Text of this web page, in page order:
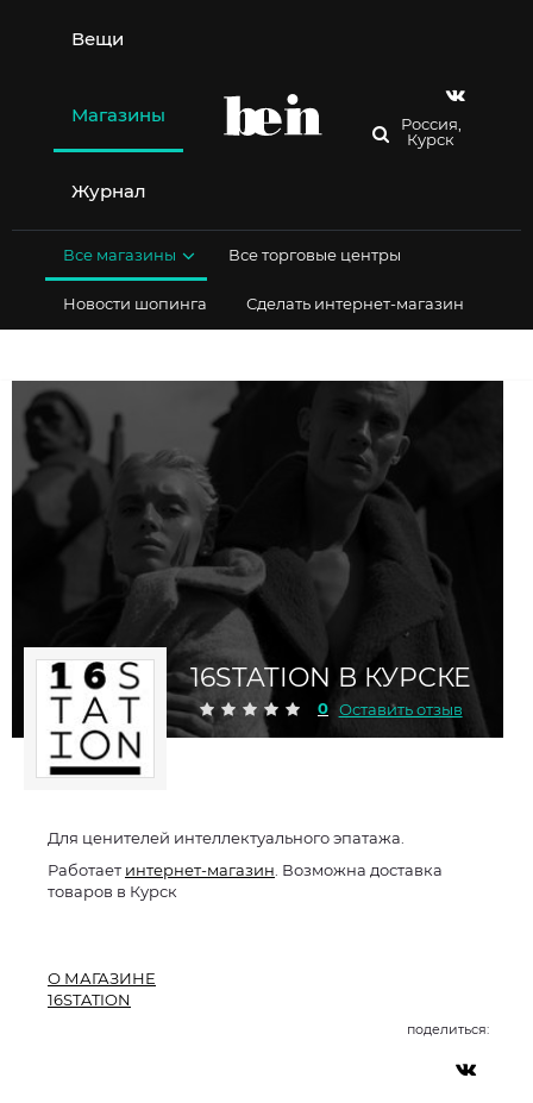
содержимому
Вещи
Магазины
Журнал
Россия,
Курск
Все магазины Все торговые центры
Новости шопинга Сделать интернет-магазин
16STATION В КУРСКЕ
0 Оставить отзыв
Для ценителей интеллектуального эпатажа.
Работаетинтернет-магазин . Возможна доставка
товаров в Курск
О МАГАЗИНЕ
16STATION
поделиться: